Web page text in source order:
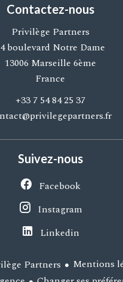
Contactez-nous
Privilège Partners
boulevard Notre Dame
13006 Marseille 6ème
France
+33 7 54 84 25 37
Suivez-nous
Facebook
Instagram
Linkedin
Partners
Mentions